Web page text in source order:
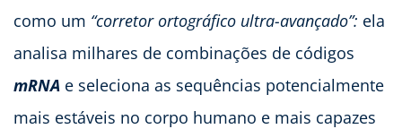
como um “corretor ortográfico ultra-avançado”: ela
analisa milhares de combinações de códigos
mRNA e seleciona as sequências potencialmente
mais estáveis no corpo humano e mais capazes